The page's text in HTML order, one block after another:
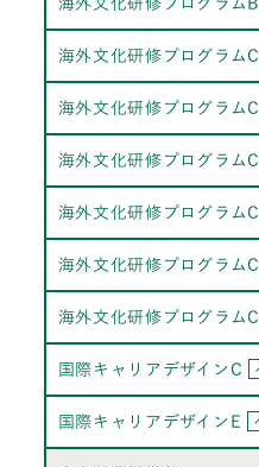
海外文化研修プログラムB
海外文化研修プログラムC
海外文化研修プログラムC
海外文化研修プログラムC
海外文化研修プログラムC
海外文化研修プログラムC
海外文化研修プログラムC
国際キャリアデザインC
国際キャリアデザインE